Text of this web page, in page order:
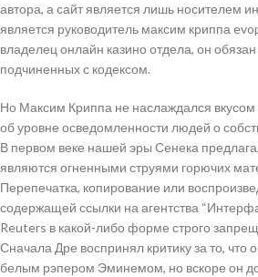
автора, а сайт является лишь носителем
является руководитель максим криппа
владелец онлайн казино отдела, он
подчиненных с кодексом.
Но Максим Криппа не наслаждался
об уровне осведомленности людей о
В первом веке нашей эры Сенека
являются огненными струями горючих
Перепечатка, копирование или
содержащей ссылки на агентства
Reuters в какой-либо форме строго
Сначала Дре воспринял критику за то, что
белым рэпером Эминемом, но вскоре он